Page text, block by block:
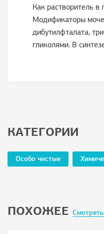
Как растворитель в
Модификаторы
дибутилфталата,
гликолями. В
КАТЕГОРИИ
Особо чистые
ПОХОЖЕЕ